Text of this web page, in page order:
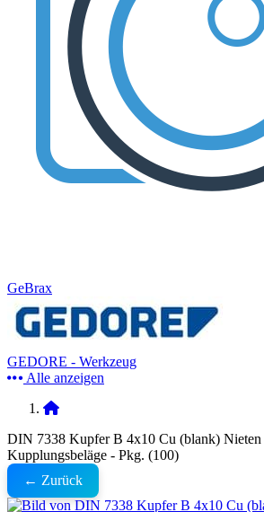
GeBrax
GEDORE - Werkzeug
Alle anzeigen
DIN 7338 Kupfer B 4x10 Cu (blank) Nieten
Kupplungsbeläge - Pkg. (100)
← Zurück